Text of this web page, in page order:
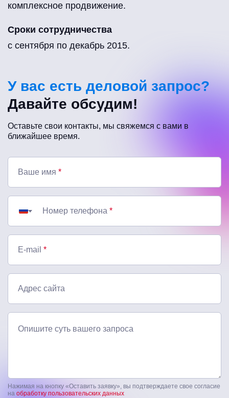
комплексное продвижение.
Сроки сотрудничества
с сентября по декабрь 2015.
У вас есть деловой запрос?
Давайте обсудим!
Оставьте свои контакты, мы свяжемся с вами в
ближайшее время.
Ваше имя *
Номер телефона *
E-mail *
Адрес сайта
Опишите суть вашего запроса
Нажимая на кнопку «Оставить заявку», вы подтверждаете свое согласие
на обработку пользовательских данных